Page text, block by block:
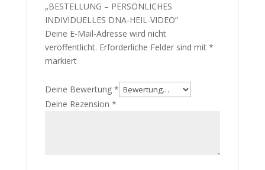
„BESTELLUNG – PERSÖNLICHES
INDIVIDUELLES DNA-HEIL-VIDEO“
Deine E-Mail-Adresse wird nicht
veröffentlicht. Erforderliche Felder sind mit *
markiert
Deine Bewertung *